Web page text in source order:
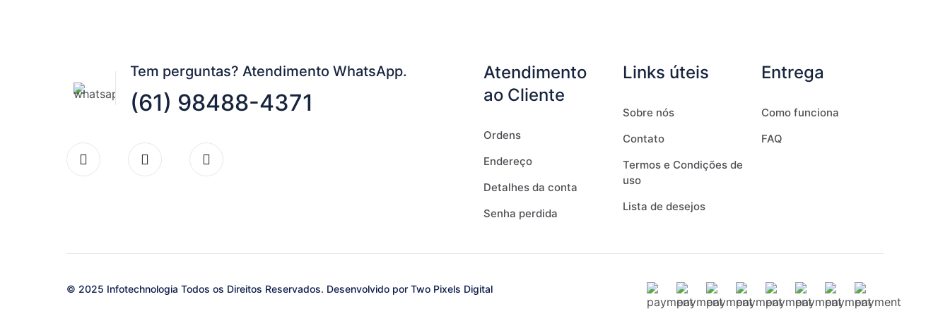
Tem perguntas? Atendimento WhatsApp.
(61) 98488-4371
Atendimento
ao Cliente
Ordens
Endereço
Detalhes da conta
Senha perdida
Links úteis
Sobre nós
Contato
Termos e Condições de
uso
Lista de desejos
Entrega
Como funciona
FAQ
© 2025 Infotechnologia Todos os Direitos Reservados. Desenvolvido por Two Pixels Digital